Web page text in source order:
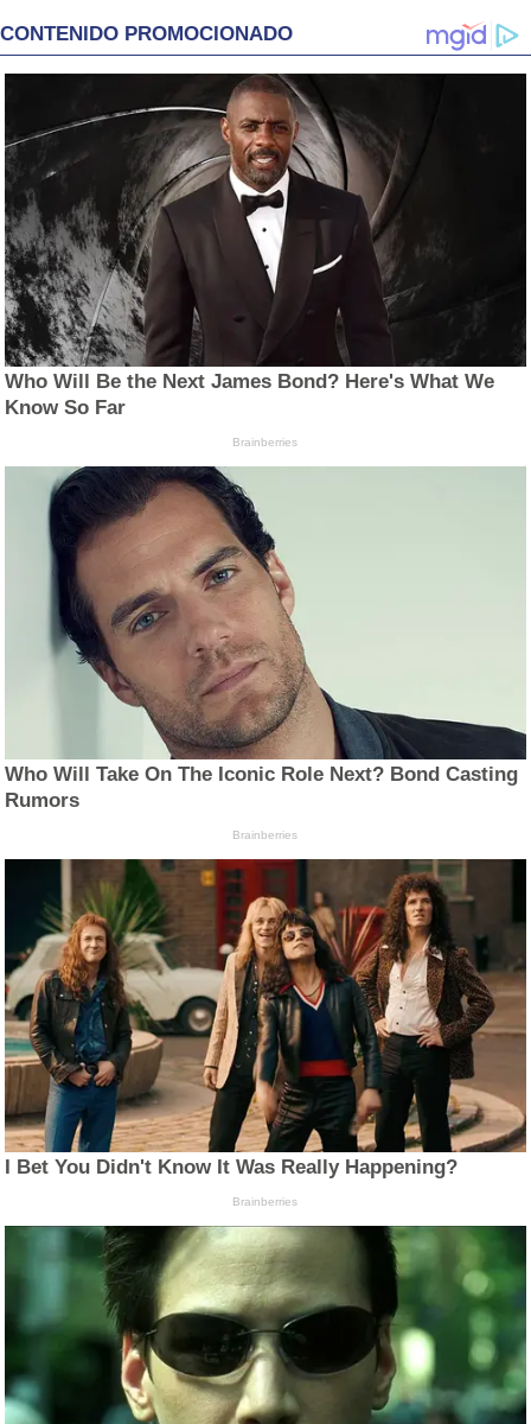
CONTENIDO PROMOCIONADO
Who Will Be the Next James Bond? Here's What We
Know So Far
Brainberries
Who Will Take On The Iconic Role Next? Bond Casting
Rumors
Brainberries
I Bet You Didn't Know It Was Really Happening?
Brainberries